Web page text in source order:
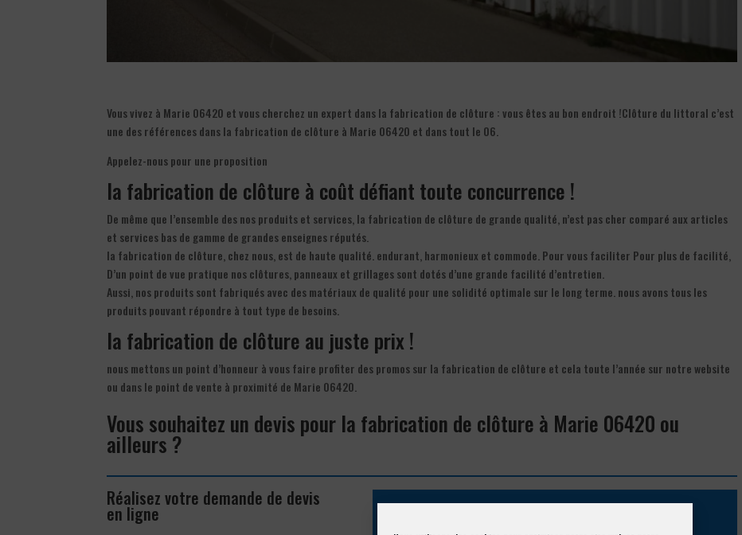
Vous vivez à Marie 06420 et vous cherchez un expert dans la fabrication de clôture : vous êtes au bon endroit !Clôture du littoral c’est
une des références dans la fabrication de clôture à Marie 06420 et dans tout le 06.
Appelez-nous pour une proposition
la fabrication de clôture à coût défiant toute concurrence !
De même que l’ensemble des nos produits et services, la fabrication de clôture de grande qualité, n’est pas cher comparé aux articles
et services bas de gamme de grandes enseignes réputés.
la fabrication de clôture, chez nous, est de haute qualité. endurant, harmonieux et commode. Pour vous faciliter Pour plus de facilité,
D’un point de vue pratique nos clôtures, panneaux et grillages sont dotés d’une grande facilité d’entretien.
Aussi, nos produits sont fabriqués avec des matériaux de qualité pour une solidité optimale sur le long terme. nous avons tous les
produits pouvant répondre à tout type de besoins.
la fabrication de clôture au juste prix !
nous mettons un point d’honneur à vous faire profiter des promos sur la fabrication de clôture et cela toute l’année sur notre website
ou dans le point de vente à proximité de Marie 06420.
Vous souhaitez un devis pour la fabrication de clôture à Marie 06420 ou
ailleurs ?
Réalisez votre demande de devis
en ligne